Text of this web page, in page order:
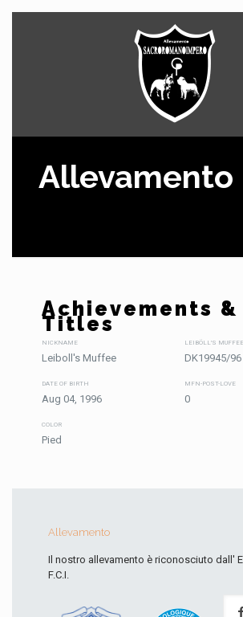
Allevamento
NICKNAME
Leiboll's Muffee
DATE OF BIRTH
Aug 04, 1996
COLOR
Pied
LEIBÖLL'S MUFFEE
DK19945/96
MFN-POST-LOVE
0
Achievements &
Titles
Allevamento
Il nostro allevamento è riconosciuto dall'
F.C.I.